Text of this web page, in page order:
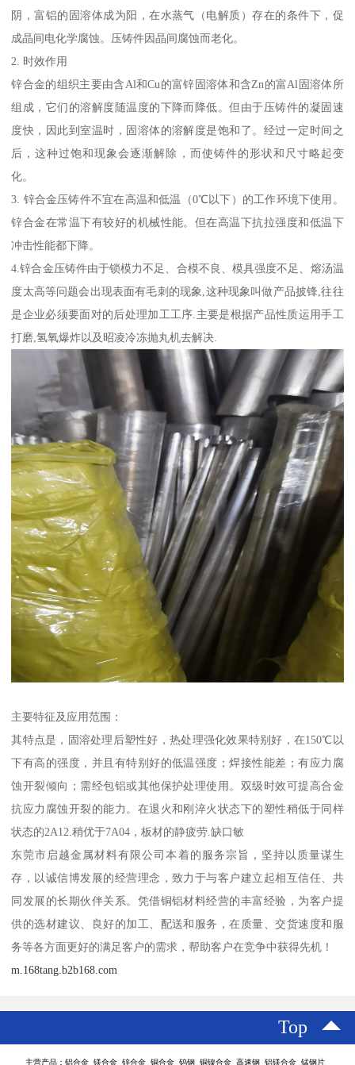
阴，富铝的固溶体成为阳，在水蒸气（电解质）存在的条件下，促
成晶间电化学腐蚀。压铸件因晶间腐蚀而老化。
2. 时效作用
锌合金的组织主要由含Al和Cu的富锌固溶体和含Zn的富Al固溶体所
组成，它们的溶解度随温度的下降而降低。但由于压铸件的凝固速
度快，因此到室温时，固溶体的溶解度是饱和了。经过一定时间之
后，这种过饱和现象会逐渐解除，而使铸件的形状和尺寸略起变
化。
3. 锌合金压铸件不宜在高温和低温（0℃以下）的工作环境下使用。
锌合金在常温下有较好的机械性能。但在高温下抗拉强度和低温下
冲击性能都下降。
4.锌合金压铸件由于锁模力不足、合模不良、模具强度不足、熔汤温
度太高等问题会出现表面有毛刺的现象,这种现象叫做产品披锋,往往
是企业必须要面对的后处理加工工序.主要是根据产品性质运用手工
打磨,氢氧爆炸以及昭凌冷冻抛丸机去解决.
主要特征及应用范围：
其特点是，固溶处理后塑性好，热处理强化效果特别好，在150℃以
下有高的强度，并且有特别好的低温强度；焊接性能差；有应力腐
蚀开裂倾向；需经包铝或其他保护处理使用。双级时效可提高合金
抗应力腐蚀开裂的能力。在退火和刚淬火状态下的塑性稍低于同样
状态的2A12.稍优于7A04，板材的静疲劳.缺口敏
东莞市启越金属材料有限公司本着的服务宗旨，坚持以质量谋生
存，以诚信博发展的经营理念，致力于与客户建立起相互信任、共
同发展的长期伙伴关系。凭借铜铝材料经营的丰富经验，为客户提
供的选材建议、良好的加工、配送和服务，在质量、交货速度和服
务等各方面更好的满足客户的需求，帮助客户在竞争中获得先机！
m.168tang.b2b168.com
Top
主营产品：铝合金 镁合金 锌合金 铜合金 钨钢 铜镍合金 高速钢 铝镁合金 锰钢片